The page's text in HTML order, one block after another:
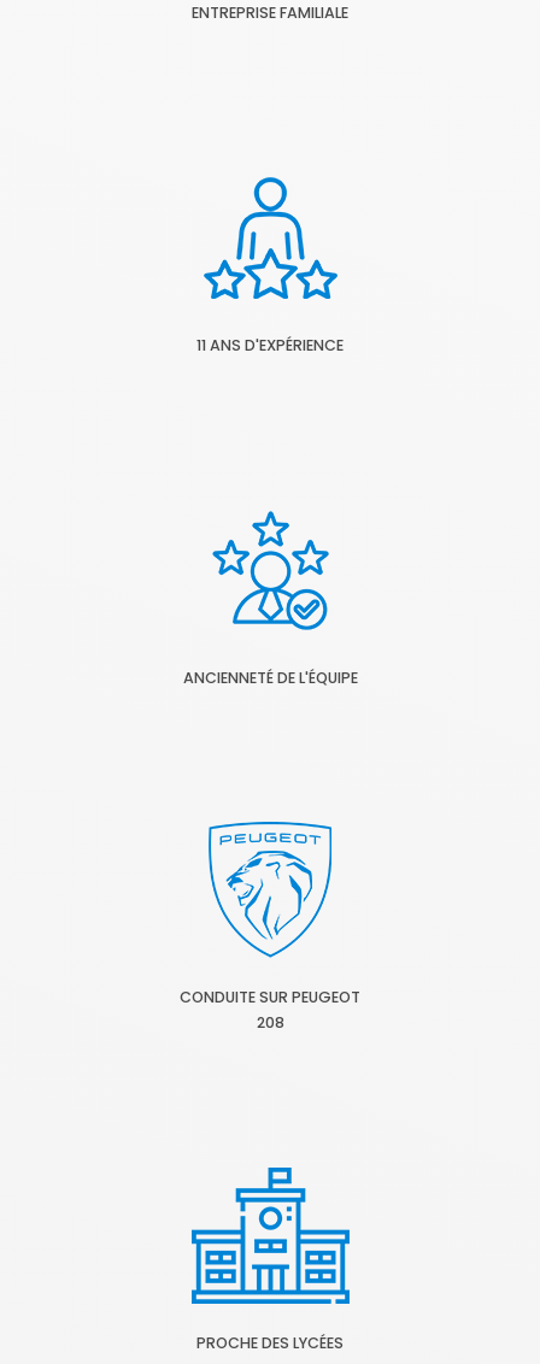
ENTREPRISE FAMILIALE
11 ANS D'EXPÉRIENCE
ANCIENNETÉ DE L'ÉQUIPE
CONDUITE SUR PEUGEOT
208
PROCHE DES LYCÉES